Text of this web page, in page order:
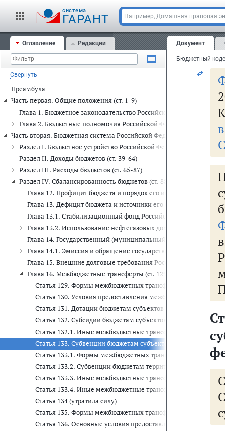
cистема
ГАРАНТ Например, Домашняя правовая
Оглавление Редакции
Свернуть
Преамбула
Часть первая. Общие положения (ст. 1-9)
Глава 1. Бюджетное законодательство Российской Федерации (ст.
Глава 2. Бюджетные полномочия Российской Федерации,
Часть вторая. Бюджетная система Российской Федерации (ст. 10-150)
Раздел I. Бюджетное устройство Российской Федерации (ст. 10-
Раздел II. Доходы бюджетов (ст. 39-64)
Раздел III. Расходы бюджетов (ст. 65-87)
Раздел IV. Сбалансированность бюджетов (ст. 88-150)
Глава 12. Профицит бюджета и порядок его использования
Глава 13. Дефицит бюджета и источники его финансирования
Глава 13.1. Стабилизационный фонд Российской Федерации
Глава 13.2. Использование нефтегазовых доходов
Глава 14. Государственный (муниципальный) долг (ст. 97-121)
Глава 14.1. Эмиссия и обращение государственных
Глава 15. Внешние долговые требования Российской
Глава 16. Межбюджетные трансферты (ст. 129-142.8)
Статья 129. Формы межбюджетных трансфертов,
Статья 130. Условия предоставления межбюджетных
Статья 131. Дотации бюджетам субъектов Российской
Статья 132. Субсидии бюджетам субъектов Российской
Статья 132.1. Иные межбюджетные трансферты,
Статья 133. Субвенции бюджетам субъектов Российской
Статья 133.1. Формы межбюджетных трансфертов,
Статья 133.2. Субвенции бюджетам территориальных
Статья 133.3. Иные межбюджетные трансферты,
Статья 133.4. Иные межбюджетные трансферты,
Статья 134 (утратила силу)
Статья 135. Формы межбюджетных трансфертов,
Статья 136. Основные условия предоставления
Документ